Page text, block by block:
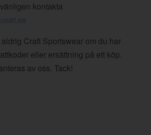
kontakta
Craft Sportswear om du har
eller ersättning på ett köp.
av oss. Tack!